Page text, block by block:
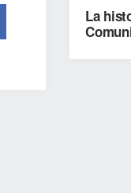
La